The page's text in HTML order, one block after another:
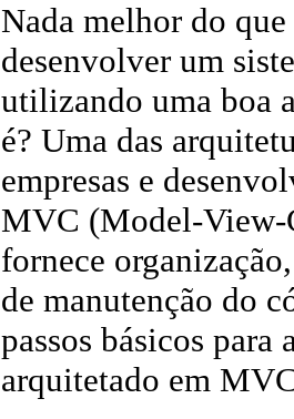
Nada melhor do que
desenvolver um
utilizando uma boa
é? Uma das
empresas e
MVC (Model-View-
fornece
de manutenção do
passos básicos
arquitetado em